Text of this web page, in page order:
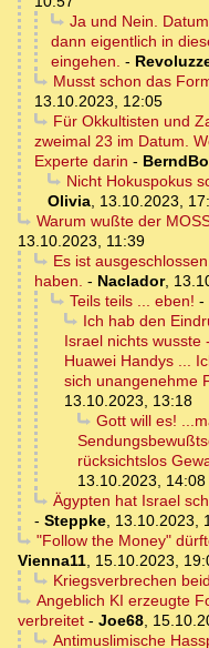
Ja und Nein.
dann eigentlich in
eingehen. -
Musst schon das
13.10.2023, 12:05
Für Okkultisten und
zweimal 23 im Datum.
Experte darin -
Nicht Hokuspokus
Olivia, 13.10.2023,
Warum wußte der
13.10.2023, 11:39
Es ist
haben. - Naclador,
Teils teils ... eben! -
Ich hab den
Israel nichts wusste
Huawei Handys ...
sich unangenehme
13.10.2023, 13:18
Gott will es!
rücksichtslos
13.10.2023, 14:08
Ägypten hat Israel
- Steppke, 13.10.2023,
"Follow the Money"
Vienna11, 15.10.2023,
Kriegsverbrechen
Angeblich KI erzeugte
verbreitet - Joe68,
Antimuslimische